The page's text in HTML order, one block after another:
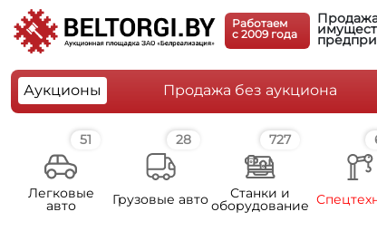
Работаем
c 2009 года
Аукционы Продажа без аукциона
51
Легковые
авто
28
Грузовые авто
727
Станки и
оборудование